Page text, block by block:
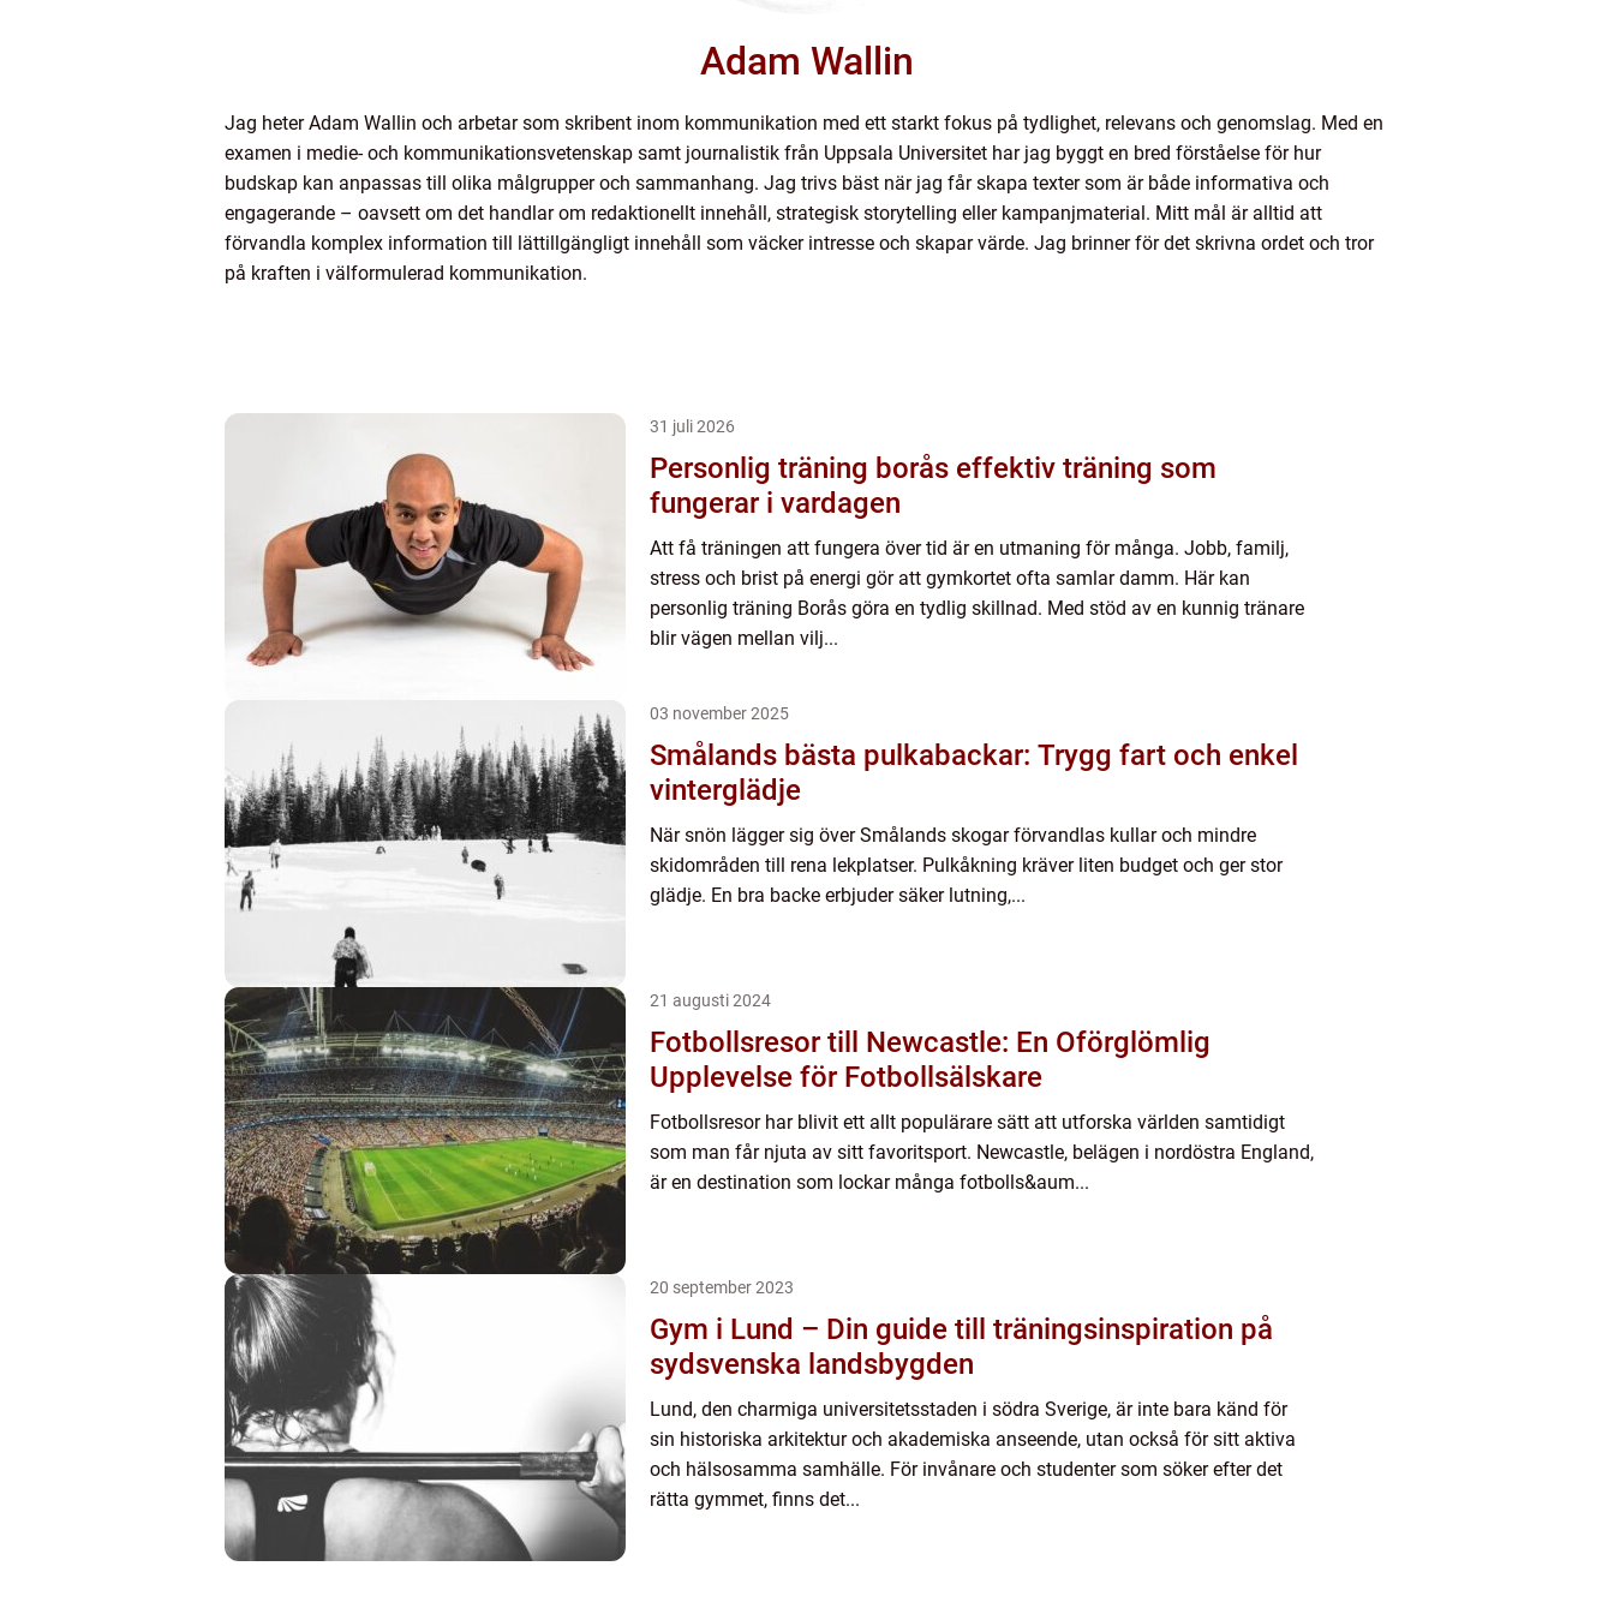
Adam Wallin
Jag heter Adam Wallin och arbetar som skribent inom kommunikation med ett starkt fokus på tydlighet, relevans och genomslag. Med en
examen i medie- och kommunikationsvetenskap samt journalistik från Uppsala Universitet har jag byggt en bred förståelse för hur
budskap kan anpassas till olika målgrupper och sammanhang. Jag trivs bäst när jag får skapa texter som är både informativa och
engagerande – oavsett om det handlar om redaktionellt innehåll, strategisk storytelling eller kampanjmaterial. Mitt mål är alltid att
förvandla komplex information till lättillgängligt innehåll som väcker intresse och skapar värde. Jag brinner för det skrivna ordet och tror
på kraften i välformulerad kommunikation.
31 juli 2026
Personlig träning borås effektiv träning som
fungerar i vardagen
Att få träningen att fungera över tid är en utmaning för många. Jobb, familj,
stress och brist på energi gör att gymkortet ofta samlar damm. Här kan
personlig träning Borås göra en tydlig skillnad. Med stöd av en kunnig tränare
blir vägen mellan vilj...
03 november 2025
Smålands bästa pulkabackar: Trygg fart och enkel
vinterglädje
När snön lägger sig över Smålands skogar förvandlas kullar och mindre
skidområden till rena lekplatser. Pulkåkning kräver liten budget och ger stor
glädje. En bra backe erbjuder säker lutning,...
21 augusti 2024
Fotbollsresor till Newcastle: En Oförglömlig
Upplevelse för Fotbollsälskare
Fotbollsresor har blivit ett allt populärare sätt att utforska världen samtidigt
som man får njuta av sitt favoritsport. Newcastle, belägen i nordöstra England,
är en destination som lockar många fotbolls&aum...
20 september 2023
Gym i Lund – Din guide till träningsinspiration på
sydsvenska landsbygden
Lund, den charmiga universitetsstaden i södra Sverige, är inte bara känd för
sin historiska arkitektur och akademiska anseende, utan också för sitt aktiva
och hälsosamma samhälle. För invånare och studenter som söker efter det
rätta gymmet, finns det...